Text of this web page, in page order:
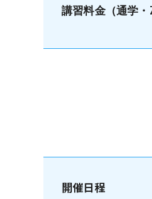
講習料金（通学・
開催日程